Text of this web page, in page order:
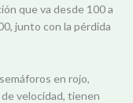
que va desde 100 a
junto con la pérdida
en rojo,
velocidad, tienen